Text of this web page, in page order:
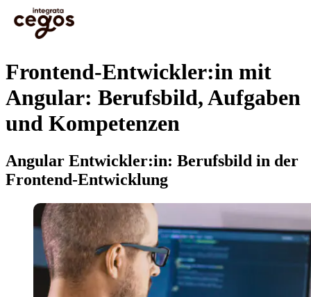
Skip to main content
Sie sind hier:Startseite
Softwareentwicklung>
Kompetenzen
Frontend-Entwickler:in mit
Angular: Berufsbild, Aufgaben
und Kompetenzen
Angular Entwickler:in: Berufsbild in der
Frontend-Entwicklung